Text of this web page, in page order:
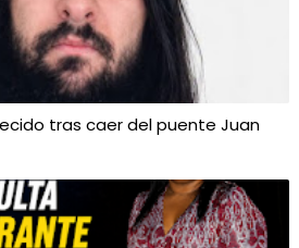
tras caer del puente Juan